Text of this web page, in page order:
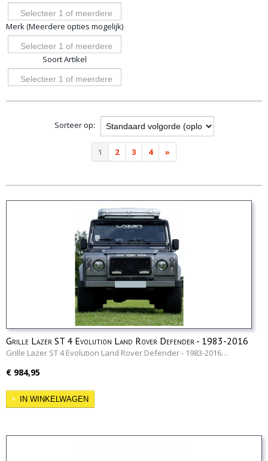
Selecteer 1 of meerdere
opties
Merk (Meerdere opties mogelijk)
Selecteer 1 of meerdere
opties
Soort Artikel
Selecteer 1 of meerdere
Sorteer op:
1 2 3 4 »
Grille Lazer ST 4 Evolution Land Rover Defender - 1983-2016
Grille Lazer ST 4 Evolution Land Rover Defender - 1983-2016…
€ 984,95
IN WINKELWAGEN